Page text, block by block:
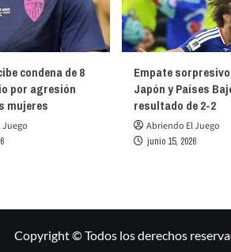
condena de 8
por agresión
mujeres
Juego
Empate
Japón y Países
resultado de 2-2
Abriendo El Juego
junio 15, 2026
Copyright © Todos los derechos